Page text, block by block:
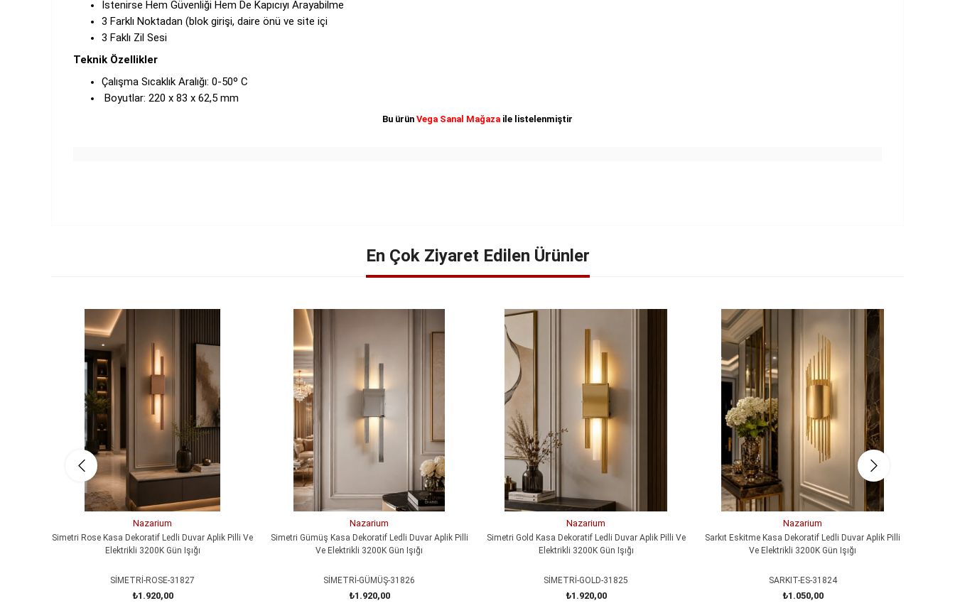
İstenirse Hem Güvenliği Hem De Kapıcıyı Arayabilme
3 Farklı Noktadan (blok girişi, daire önü ve site içi
3 Faklı Zil Sesi
Teknik Özellikler
Çalışma Sıcaklık Aralığı: 0-50º C
Boyutlar: 220 x 83 x 62,5 mm
Bu ürün Vega Sanal Mağaza ile listelenmiştir
En Çok Ziyaret Edilen Ürünler
Nazarium
Simetri Rose Kasa Dekoratif Ledli Duvar Aplik Pilli Ve
Elektrikli 3200K Gün Işığı
SİMETRİ-ROSE-31827
₺1.920,00
Nazarium
Simetri Gümüş Kasa Dekoratif Ledli Duvar Aplik Pilli
Ve Elektrikli 3200K Gün Işığı
SİMETRİ-GÜMÜŞ-31826
₺1.920,00
Nazarium
Simetri Gold Kasa Dekoratif Ledli Duvar Aplik Pilli Ve
Elektrikli 3200K Gün Işığı
SİMETRİ-GOLD-31825
₺1.920,00
Nazarium
Sarkıt Eskitme Kasa Dekoratif Ledli Duvar Aplik Pilli
Ve Elektrikli 3200K Gün Işığı
SARKIT-ES-31824
₺1.050,00